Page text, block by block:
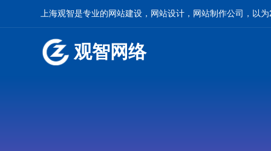
上海观智是专业的网站建设，网站设计，网站制作公司，以
观智网络